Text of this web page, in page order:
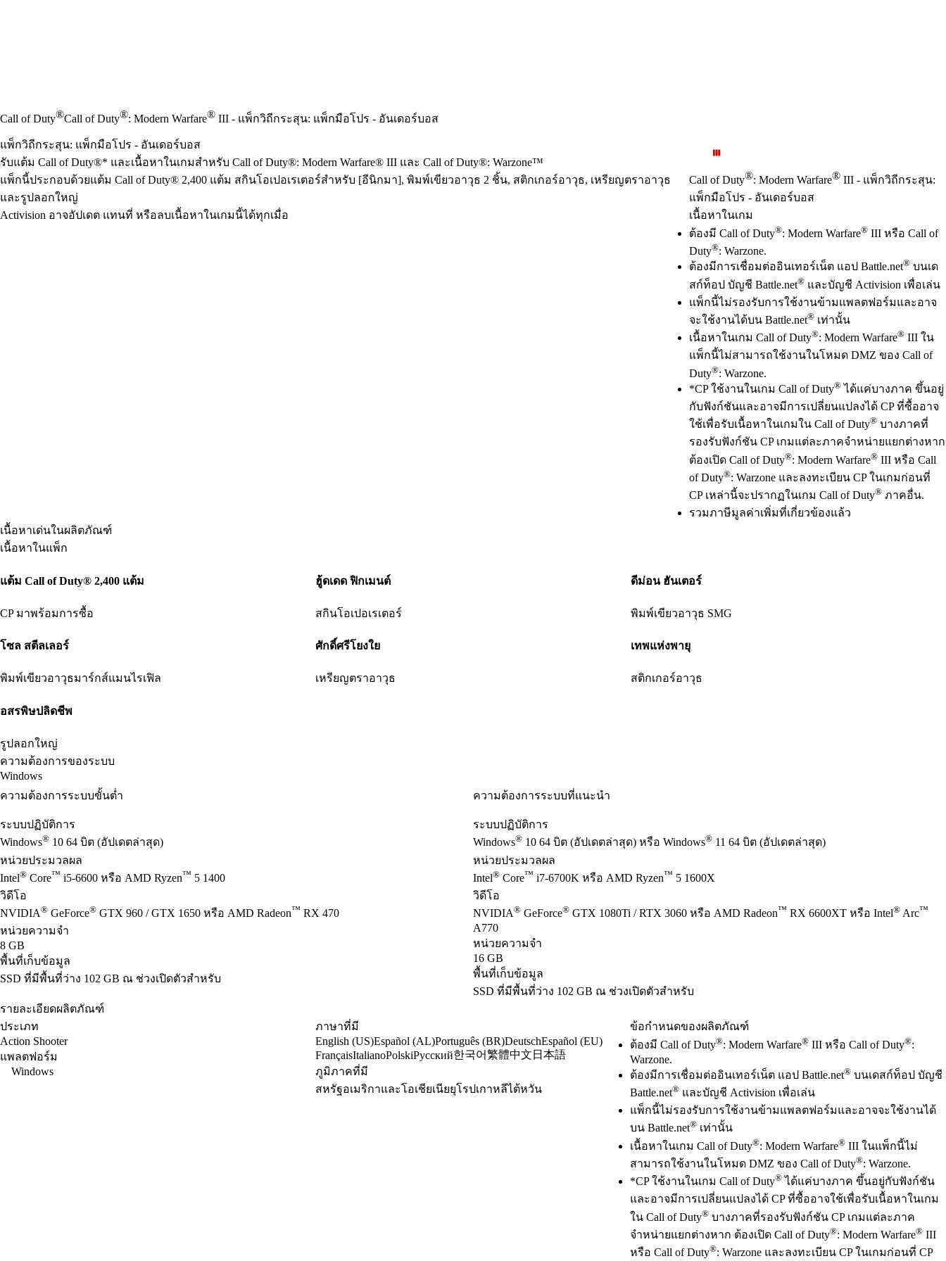
Call of Duty®Call of Duty®: Modern Warfare® III - แพ็กวิถีกระสุน: แพ็กมือโปร - อันเดอร์บอส
Call of Duty®: Modern Warfare® III - แพ็กวิถีกระสุน:
แพ็กมือโปร - อันเดอร์บอส
เนื้อหาในเกม
ราคา
Available actions
ต้องมี Call of Duty®: Modern Warfare® III หรือ Call of
Duty®: Warzone.
ต้องมีการเชื่อมต่ออินเทอร์เน็ต แอป Battle.net® บนเด
สก์ท็อป บัญชี Battle.net® และบัญชี Activision เพื่อเล่น
แพ็กนี้ไม่รองรับการใช้งานข้ามแพลตฟอร์มและอาจ
จะใช้งานได้บน Battle.net® เท่านั้น
เนื้อหาในเกม Call of Duty®: Modern Warfare® III ใน
แพ็กนี้ไม่สามารถใช้งานในโหมด DMZ ของ Call of
Duty®: Warzone.
*CP ใช้งานในเกม Call of Duty® ได้แค่บางภาค ขึ้นอยู่
กับฟังก์ชันและอาจมีการเปลี่ยนแปลงได้ CP ที่ซื้ออาจ
ใช้เพื่อรับเนื้อหาในเกมใน Call of Duty® บางภาคที่
รองรับฟังก์ชัน CP เกมแต่ละภาคจำหน่ายแยกต่างหาก
ต้องเปิด Call of Duty®: Modern Warfare® III หรือ Call
of Duty®: Warzone และลงทะเบียน CP ในเกมก่อนที่
CP เหล่านี้จะปรากฏในเกม Call of Duty® ภาคอื่น.
รวมภาษีมูลค่าเพิ่มที่เกี่ยวข้องแล้ว
แพ็กวิถีกระสุน: แพ็กมือโปร - อันเดอร์บอส
รับแต้ม Call of Duty®* และเนื้อหาในเกมสำหรับ Call of Duty®: Modern Warfare® III และ Call of Duty®: Warzone™
แพ็กนี้ประกอบด้วยแต้ม Call of Duty® 2,400 แต้ม สกินโอเปอเรเตอร์สำหรับ [อีนิกมา], พิมพ์เขียวอาวุธ 2 ชิ้น, สติกเกอร์อาวุธ, เหรียญตราอาวุธ
และรูปลอกใหญ่
Activision อาจอัปเดต แทนที่ หรือลบเนื้อหาในเกมนี้ได้ทุกเมื่อ
เนื้อหาเด่นในผลิตภัณฑ์
เนื้อหาในแพ็ก
แต้ม Call of Duty® 2,400 แต้ม
CP มาพร้อมการซื้อ
ฮู้ดเดด ฟิกเมนต์
สกินโอเปอเรเตอร์
ดีม่อน ฮันเตอร์
พิมพ์เขียวอาวุธ SMG
โซล สตีลเลอร์
พิมพ์เขียวอาวุธมาร์กส์แมนไรเฟิล
ศักดิ์ศรีโยงใย
เหรียญตราอาวุธ
เทพแห่งพายุ
สติกเกอร์อาวุธ
อสรพิษปลิดชีพ
รูปลอกใหญ่
ความต้องการของระบบ
Windows
ความต้องการระบบขั้นต่ำ
ระบบปฏิบัติการ
Windows® 10 64 บิต (อัปเดตล่าสุด)
หน่วยประมวลผล
Intel® Core™ i5-6600 หรือ AMD Ryzen™ 5 1400
วิดีโอ
NVIDIA® GeForce® GTX 960 / GTX 1650 หรือ AMD Radeon™ RX 470
หน่วยความจำ
8 GB
พื้นที่เก็บข้อมูล
SSD ที่มีพื้นที่ว่าง 102 GB ณ ช่วงเปิดตัวสำหรับ
ความต้องการระบบที่แนะนำ
ระบบปฏิบัติการ
Windows® 10 64 บิต (อัปเดตล่าสุด) หรือ Windows® 11 64 บิต (อัปเดตล่าสุด)
หน่วยประมวลผล
Intel® Core™ i7-6700K หรือ AMD Ryzen™ 5 1600X
วิดีโอ
NVIDIA® GeForce® GTX 1080Ti / RTX 3060 หรือ AMD Radeon™ RX 6600XT หรือ Intel® Arc™
A770
หน่วยความจำ
16 GB
พื้นที่เก็บข้อมูล
SSD ที่มีพื้นที่ว่าง 102 GB ณ ช่วงเปิดตัวสำหรับ
รายละเอียดผลิตภัณฑ์
ประเภท
Action Shooter
แพลตฟอร์ม
Windows
ภาษาที่มี
English (US)Español (AL)Português (BR)DeutschEspañol (EU)
FrançaisItalianoPolskiРусский한국어繁體中文 日本語
ภูมิภาคที่มี
สหรัฐอเมริกาและโอเชียเนียยุโรปเกาหลีไต้หวัน
ข้อกำหนดของผลิตภัณฑ์
ต้องมี Call of Duty®: Modern Warfare® III หรือ Call of Duty®:
Warzone.
ต้องมีการเชื่อมต่ออินเทอร์เน็ต แอป Battle.net® บนเดสก์ท็อป บัญชี
Battle.net® และบัญชี Activision เพื่อเล่น
แพ็กนี้ไม่รองรับการใช้งานข้ามแพลตฟอร์มและอาจจะใช้งานได้
บน Battle.net® เท่านั้น
เนื้อหาในเกม Call of Duty®: Modern Warfare® III ในแพ็กนี้ไม่
สามารถใช้งานในโหมด DMZ ของ Call of Duty®: Warzone.
*CP ใช้งานในเกม Call of Duty® ได้แค่บางภาค ขึ้นอยู่กับฟังก์ชัน
และอาจมีการเปลี่ยนแปลงได้ CP ที่ซื้ออาจใช้เพื่อรับเนื้อหาในเกม
ใน Call of Duty® บางภาคที่รองรับฟังก์ชัน CP เกมแต่ละภาค
จำหน่ายแยกต่างหาก ต้องเปิด Call of Duty®: Modern Warfare® III
หรือ Call of Duty®: Warzone และลงทะเบียน CP ในเกมก่อนที่ CP